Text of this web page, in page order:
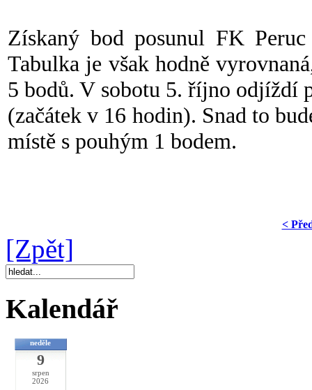
Získaný bod posunul FK
Tabulka je však hodně
5 bodů. V sobotu 5. říjno odjíždí
(začátek v 16 hodin). Snad to
místě s pouhým 1 bodem.
<
[Zpět]
Kalendář
neděle
9
srpen
2026